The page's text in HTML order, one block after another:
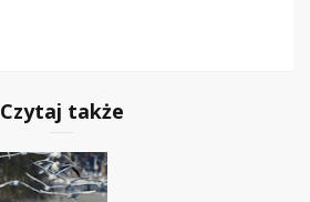
Czytaj także